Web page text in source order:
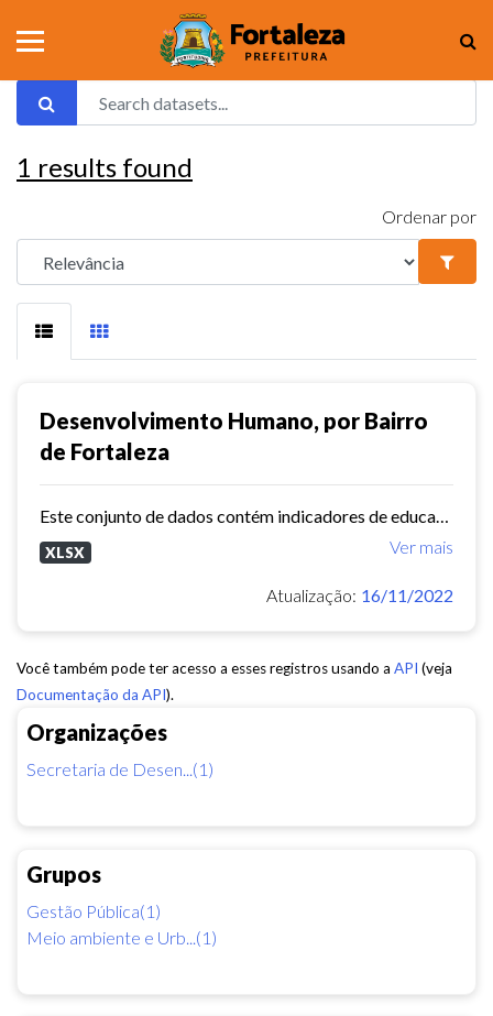
Organizações
Secretaria de Desen...(1)
Grupos
Gestão Pública(1)
Meio ambiente e Urb...(1)
1 results found
Ordenar por
Desenvolvimento Humano, por Bairro
de Fortaleza
Ver mais
XLSX
Atualização: 16/11/2022
Você também pode ter acesso a esses registros usando a API (veja
Documentação da API).